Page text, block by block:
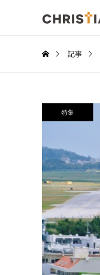
記事
特集